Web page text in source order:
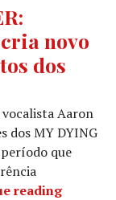
novo
dos
vocalista Aaron
dos MY DYING
período que
reading